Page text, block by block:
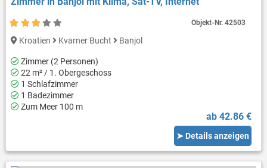
Kroatien Kvarner Bucht Banjol
Zimmer (2 Personen)
22 m² / 1. Obergeschoss
1 Schlafzimmer
1 Badezimmer
Zum Meer 100 m
ab 42.86 €
➤ Details anzeigen
Objekt-Nr.42503